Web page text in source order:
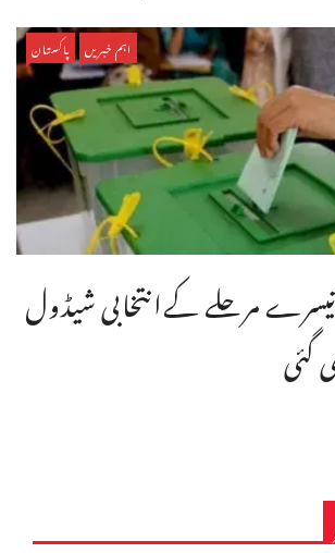
اہم خبریں پاکستان
تیسرے مرحلے کےانتخابی شیڈول
گئی